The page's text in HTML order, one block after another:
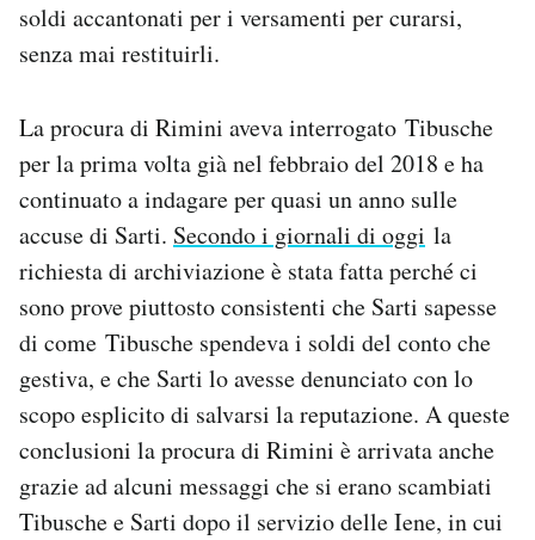
soldi accantonati per i versamenti per curarsi,
senza mai restituirli.
La procura di Rimini aveva interrogato Tibusche
per la prima volta già nel febbraio del 2018 e ha
continuato a indagare per quasi un anno sulle
accuse di Sarti. Secondo i giornali di oggi la
richiesta di archiviazione è stata fatta perché ci
sono prove piuttosto consistenti che Sarti sapesse
di come Tibusche spendeva i soldi del conto che
gestiva, e che Sarti lo avesse denunciato con lo
scopo esplicito di salvarsi la reputazione. A queste
conclusioni la procura di Rimini è arrivata anche
grazie ad alcuni messaggi che si erano scambiati
Tibusche e Sarti dopo il servizio delle Iene, in cui